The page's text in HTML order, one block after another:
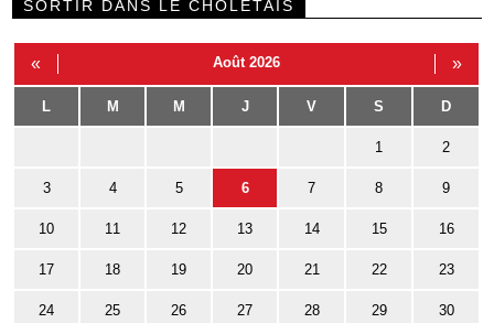
SORTIR DANS LE CHOLETAIS
« Août 2026 »
L M M J V S D
1 2
3 4 5 6 7 8 9
10 11 12 13 14 15 16
17 18 19 20 21 22 23
24 25 26 27 28 29 30